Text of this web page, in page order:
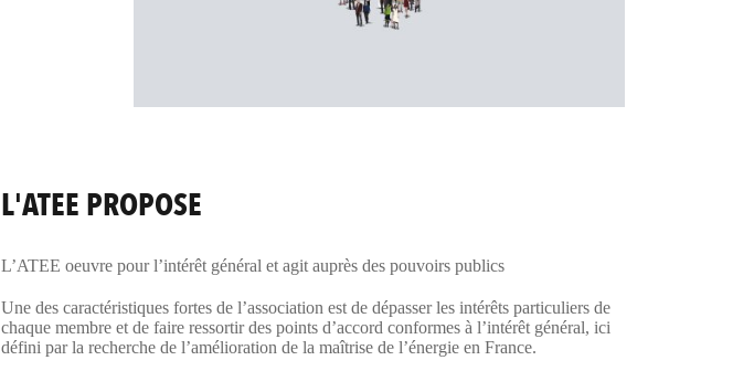
L'ATEE PROPOSE
L’ATEE oeuvre pour l’intérêt général et agit auprès des pouvoirs publics
Une des caractéristiques fortes de l’association est de dépasser les intérêts particuliers de
chaque membre et de faire ressortir des points d’accord conformes à l’intérêt général, ici
défini par la recherche de l’amélioration de la maîtrise de l’énergie en France.